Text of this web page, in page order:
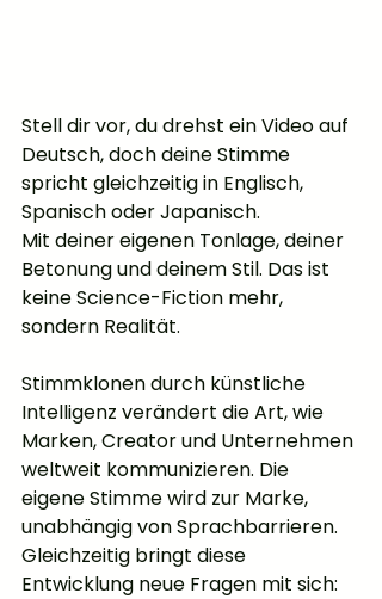
Stell dir vor, du drehst ein Video auf
Deutsch, doch deine Stimme
spricht gleichzeitig in Englisch,
Spanisch oder Japanisch.
Mit deiner eigenen Tonlage, deiner
Betonung und deinem Stil. Das ist
keine Science-Fiction mehr,
sondern Realität.
Stimmklonen durch künstliche
Intelligenz verändert die Art, wie
Marken, Creator und Unternehmen
weltweit kommunizieren. Die
eigene Stimme wird zur Marke,
unabhängig von Sprachbarrieren.
Gleichzeitig bringt diese
Entwicklung neue Fragen mit sich: